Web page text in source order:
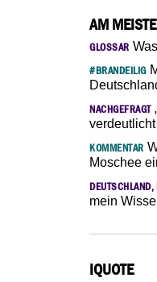
AM
GLOSSAR
#BRANDEILIG
NACHGEFRAGT
KOMMENTAR
Moschee
mein
IQUOTE